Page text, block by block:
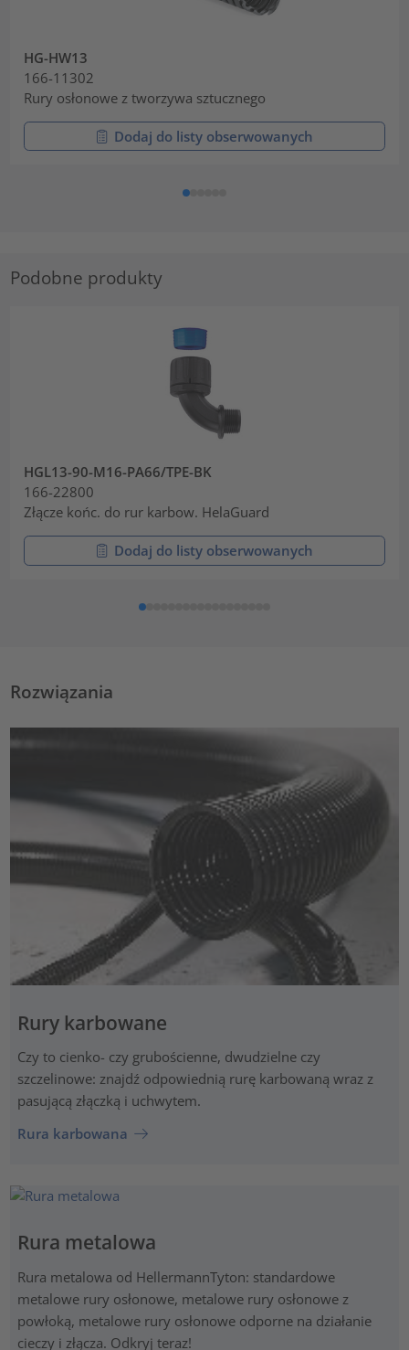
HG-HW13
166-11302
Rury osłonowe z tworzywa sztucznego
Dodaj do listy obserwowanych
Podobne produkty
HGL13-90-M16-PA66/TPE-BK
166-22800
Złącze końc. do rur karbow. HelaGuard
Dodaj do listy obserwowanych
Rozwiązania
Rury karbowane
Czy to cienko- czy grubościenne, dwudzielne czy
szczelinowe: znajdź odpowiednią rurę karbowaną wraz z
pasującą złączką i uchwytem.
Rura karbowana
Rura metalowa
Rura metalowa od HellermannTyton: standardowe
metalowe rury osłonowe, metalowe rury osłonowe z
powłoką, metalowe rury osłonowe odporne na działanie
cieczy i złącza. Odkryj teraz!